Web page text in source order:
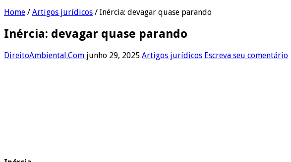
Home / Artigos jurídicos / Inércia: devagar quase parando
Inércia: devagar quase parando
DireitoAmbiental.Com junho 29, 2025 Artigos jurídicos Escreva seu comentário